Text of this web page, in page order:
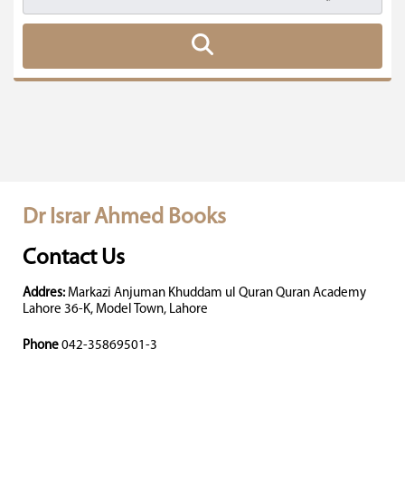
Dr Israr Ahmed Books
Contact Us
Addres: Markazi Anjuman Khuddam ul Quran Quran Academy
Lahore 36-K, Model Town, Lahore
Phone 042-35869501-3